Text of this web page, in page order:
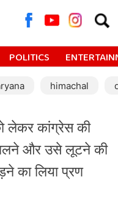
for:
POLITICS
himachal
लेकर कांग्रेस की
और उसे लूटने की
का लिया प्रण